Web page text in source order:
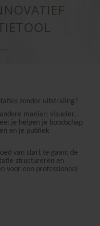
zonder uitstraling?
manier: visueler,
je helpen je boodschap
en je publiek
van start te gaan: de
structureren en
voor een professioneel